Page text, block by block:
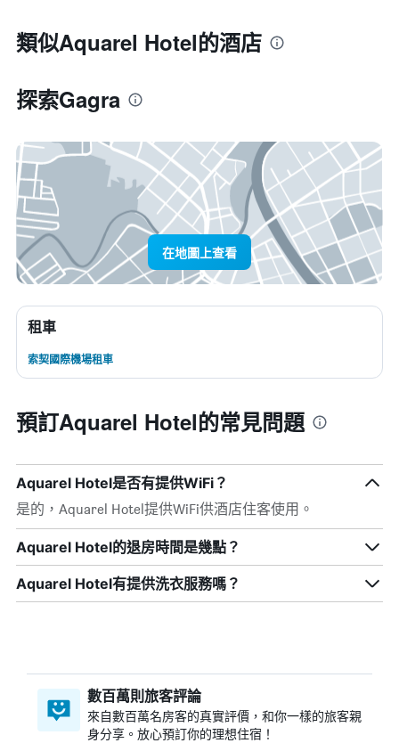
類似Aquarel Hotel的酒店
探索Gagra
在地圖上查看
租車
索契國際機場租車
預訂Aquarel Hotel的常見問題
Aquarel Hotel是否有提供WiFi？
是的，Aquarel Hotel提供WiFi供酒店住客使用。
Aquarel Hotel的退房時間是幾點？
Aquarel Hotel有提供洗衣服務嗎？
數百萬則旅客評論
來自數百萬名房客的真實評價，和你一樣的旅客親
身分享。放心預訂你的理想住宿！